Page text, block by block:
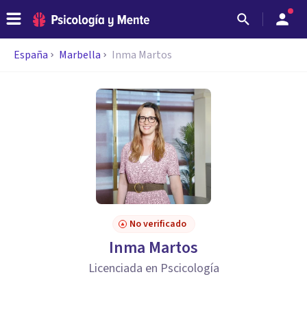
España Marbella Inma Martos
No verificado
Inma Martos
Licenciada en Pscicología